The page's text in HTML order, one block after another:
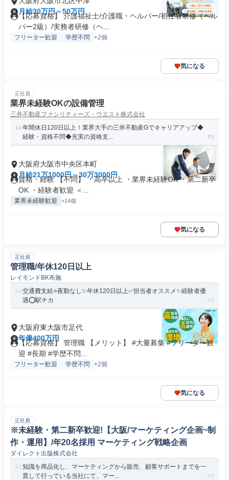
月給30万円～50万円
【応募資格】 介護福祉士/介護職・ヘルパー/初任者研修（ヘル
パー2級）/実務者研修（ヘ...
フリーター歓迎 学歴不問 +2個
気になる
正社員
業界未経験OKの設備管理
三井不動産ファシリティーズ・ウエスト株式会社
年間休日120日以上！業界大手の三井不動産Gでキャリアアップ◆
経験・資格不問◆充実の資格支...
大阪府大阪市中央区本町
月給21万1000円～30万3000円
資格・経験 【不問】 ・高卒以上 ・業界未経験OK ・第二新卒
OK ・経験者歓迎 ＜...
業界未経験歓迎 +14個
気になる
正社員
管理職/年休120日以上
レイモンドBK布施
交通費支給⭐️夜勤なし✨年休120日以上✅️担当者オススメ✨経験者優
遇⭕️駅チカ
大阪府東大阪市足代
年俸400万円
【応募資格】 管理職 【メリット】 #大量募集 #フリーター歓
迎 #長期 #学歴不問...
フリーター歓迎 学歴不問 +2個
気になる
正社員
※未経験・第二新卒歓迎!【大阪/マーケティング企画~制
作・運用】/年20名採用 マーケティング戦略企画
ダイレクト出版株式会社
知識を商品化し、マーケティングから販売、顧客サポートまでを一
貫して行っている当社にて、マー...